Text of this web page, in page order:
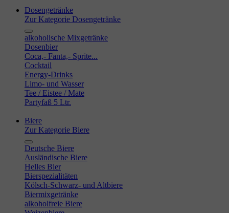
Dosengetränke
Zur Kategorie Dosengetränke
alkoholische Mixgetränke
Dosenbier
Coca,- Fanta,- Sprite...
Cocktail
Energy-Drinks
Limo- und Wasser
Tee / Eistee / Mate
Partyfaß 5 Ltr.
Biere
Zur Kategorie Biere
Deutsche Biere
Ausländische Biere
Helles Bier
Bierspezialitäten
Kölsch-Schwarz- und Altbiere
Biermixgetränke
alkoholfreie Biere